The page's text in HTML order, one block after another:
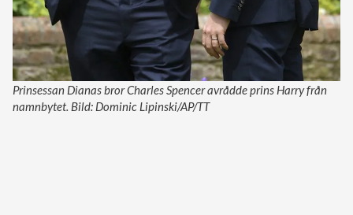
Prinsessan Dianas bror Charles Spencer avrådde prins Harry från
namnbytet. Bild: Dominic Lipinski/AP/TT